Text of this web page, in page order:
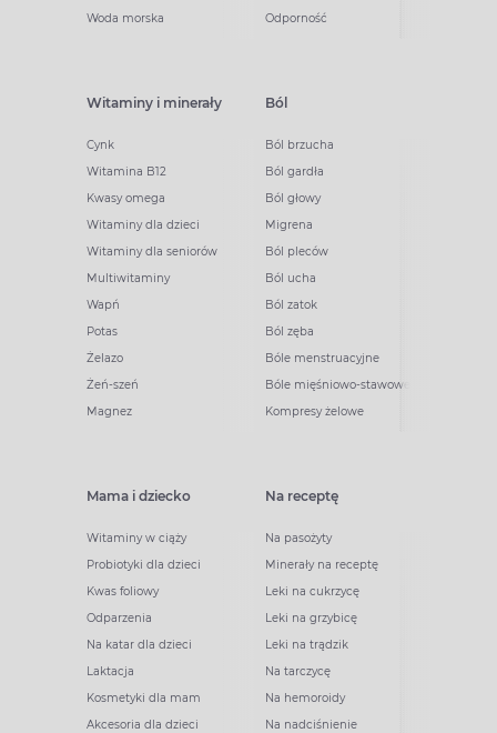
Woda morska
Odporność
Witaminy i minerały
Cynk
Witamina B12
Kwasy omega
Witaminy dla dzieci
Witaminy dla seniorów
Multiwitaminy
Wapń
Potas
Żelazo
Żeń-szeń
Magnez
Ból
Ból brzucha
Ból gardła
Ból głowy
Migrena
Ból pleców
Ból ucha
Ból zatok
Ból zęba
Bóle menstruacyjne
Bóle mięśniowo-stawowe
Kompresy żelowe
Mama i dziecko
Witaminy w ciąży
Probiotyki dla dzieci
Kwas foliowy
Odparzenia
Na katar dla dzieci
Laktacja
Kosmetyki dla mam
Akcesoria dla dzieci
Na receptę
Na pasożyty
Minerały na receptę
Leki na cukrzycę
Leki na grzybicę
Leki na trądzik
Na tarczycę
Na hemoroidy
Na nadciśnienie